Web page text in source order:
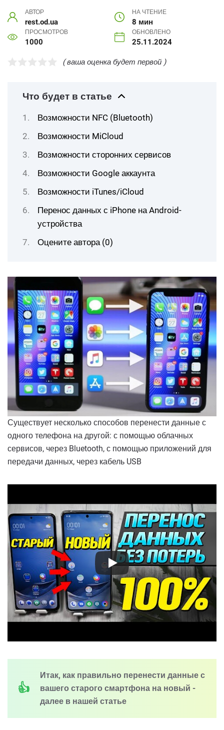
АВТОР
rest.od.ua
НА ЧТЕНИЕ
8 мин
ПРОСМОТРОВ
1000
ОБНОВЛЕНО
25.11.2024
( ваша оценка будет первой )
Что будет в статье
Возможности NFC (Bluetooth)
Возможности MiCloud
Возможности сторонних сервисов
Возможности Google аккаунта
Возможности iTunes/iCloud
Перенос данных с iPhone на Android-
устройства
Оцените автора (0)
Существует несколько способов перенести данные с
одного телефона на другой: с помощью облачных
сервисов, через Bluetooth, с помощью приложений для
передачи данных, через кабель USB
Итак, как правильно перенести данные с
вашего старого смартфона на новый -
далее в нашей статье